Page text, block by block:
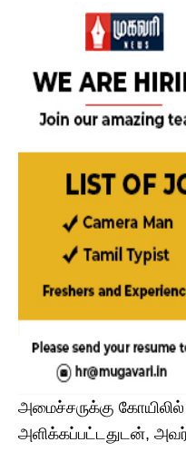
அமைச்சருக்கு
அளிக்கப்பட்டதுடன்,